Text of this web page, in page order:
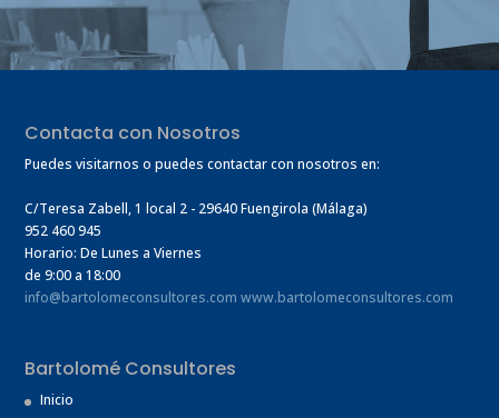
Contacta con Nosotros
Puedes visitarnos o puedes contactar con nosotros en:
C/Teresa Zabell, 1 local 2 - 29640 Fuengirola (Málaga)
952 460 945
Horario: De Lunes a Viernes
de 9:00 a 18:00
info@bartolomeconsultores.com www.bartolomeconsultores.com
Bartolomé Consultores
Inicio